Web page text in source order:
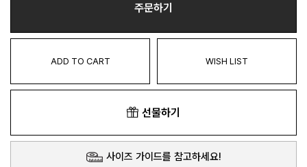
주문하기
ADD TO CART WISH LIST
선물하기
사이즈 가이드를 참고하세요!